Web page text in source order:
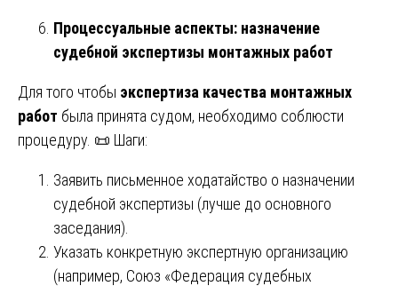
Процессуальные аспекты: назначение
судебной экспертизы монтажных работ
Для того чтобы экспертиза качества монтажных
работ была принята судом, необходимо соблюсти
процедуру. 📜 Шаги:
Заявить письменное ходатайство о назначении
судебной экспертизы (лучше до основного
заседания).
Указать конкретную экспертную организацию
(например, Союз «Федерация судебных